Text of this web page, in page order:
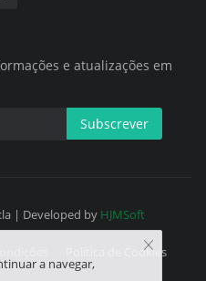
e atualizações em
Subscrever
| Developed by HJMSoft
Política de Cookies
a navegar,